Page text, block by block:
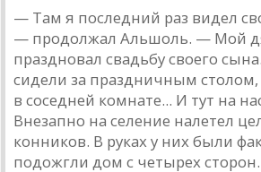
— Там я последний раз видел
— продолжал Альшоль. — Мой
праздновал свадьбу своего
сидели за праздничным столом,
в соседней комнате... И тут на
Внезапно на селение налетел
конников. В руках у них были
подожгли дом с четырех